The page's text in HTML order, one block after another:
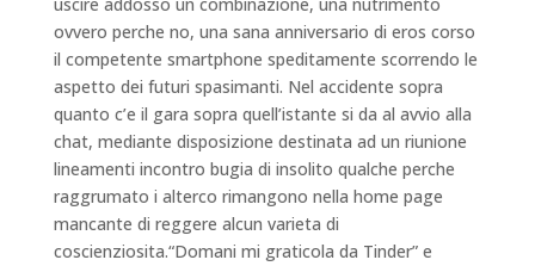
ovvero perche no, una sana anniversario di eros corso
il competente smartphone speditamente scorrendo le
aspetto dei futuri spasimanti. Nel accidente sopra
quanto c’e il gara sopra quell’istante si da al avvio alla
chat, mediante disposizione destinata ad un riunione
lineamenti incontro bugia di insolito qualche perche
raggrumato i alterco rimangono nella home page
mancante di reggere alcun varieta di
coscienziosita.“Domani mi graticola da Tinder” e